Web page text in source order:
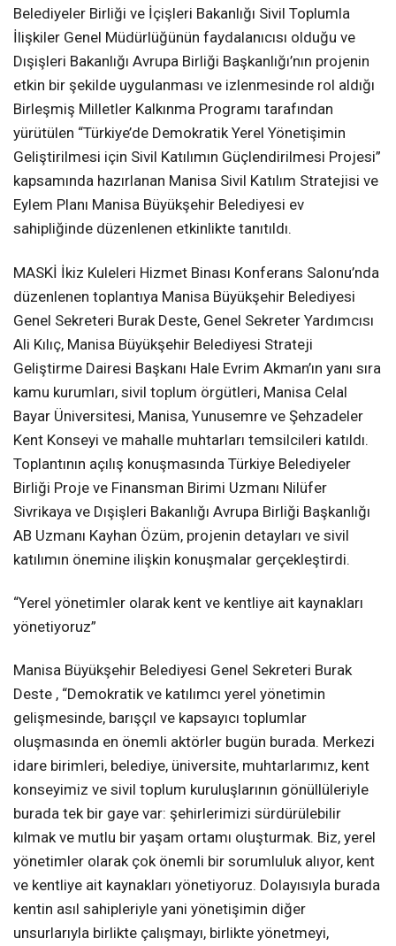
Belediyeler Birliği ve İçişleri Bakanlığı Sivil Toplumla
İlişkiler Genel Müdürlüğünün faydalanıcısı olduğu ve
Dışişleri Bakanlığı Avrupa Birliği Başkanlığı’nın projenin
etkin bir şekilde uygulanması ve izlenmesinde rol aldığı
Birleşmiş Milletler Kalkınma Programı tarafından
yürütülen “Türkiye’de Demokratik Yerel Yönetişimin
Geliştirilmesi için Sivil Katılımın Güçlendirilmesi Projesi”
kapsamında hazırlanan Manisa Sivil Katılım Stratejisi ve
Eylem Planı Manisa Büyükşehir Belediyesi ev
sahipliğinde düzenlenen etkinlikte tanıtıldı.
MASKİ İkiz Kuleleri Hizmet Binası Konferans Salonu’nda
düzenlenen toplantıya Manisa Büyükşehir Belediyesi
Genel Sekreteri Burak Deste, Genel Sekreter Yardımcısı
Ali Kılıç, Manisa Büyükşehir Belediyesi Strateji
Geliştirme Dairesi Başkanı Hale Evrim Akman’ın yanı sıra
kamu kurumları, sivil toplum örgütleri, Manisa Celal
Bayar Üniversitesi, Manisa, Yunusemre ve Şehzadeler
Kent Konseyi ve mahalle muhtarları temsilcileri katıldı.
Toplantının açılış konuşmasında Türkiye Belediyeler
Birliği Proje ve Finansman Birimi Uzmanı Nilüfer
Sivrikaya ve Dışişleri Bakanlığı Avrupa Birliği Başkanlığı
AB Uzmanı Kayhan Özüm, projenin detayları ve sivil
katılımın önemine ilişkin konuşmalar gerçekleştirdi.
“Yerel yönetimler olarak kent ve kentliye ait kaynakları
yönetiyoruz”
Manisa Büyükşehir Belediyesi Genel Sekreteri Burak
Deste , “Demokratik ve katılımcı yerel yönetimin
gelişmesinde, barışçıl ve kapsayıcı toplumlar
oluşmasında en önemli aktörler bugün burada. Merkezi
idare birimleri, belediye, üniversite, muhtarlarımız, kent
konseyimiz ve sivil toplum kuruluşlarının gönüllüleriyle
burada tek bir gaye var: şehirlerimizi sürdürülebilir
kılmak ve mutlu bir yaşam ortamı oluşturmak. Biz, yerel
yönetimler olarak çok önemli bir sorumluluk alıyor, kent
ve kentliye ait kaynakları yönetiyoruz. Dolayısıyla burada
kentin asıl sahipleriyle yani yönetişimin diğer
unsurlarıyla birlikte çalışmayı, birlikte yönetmeyi,